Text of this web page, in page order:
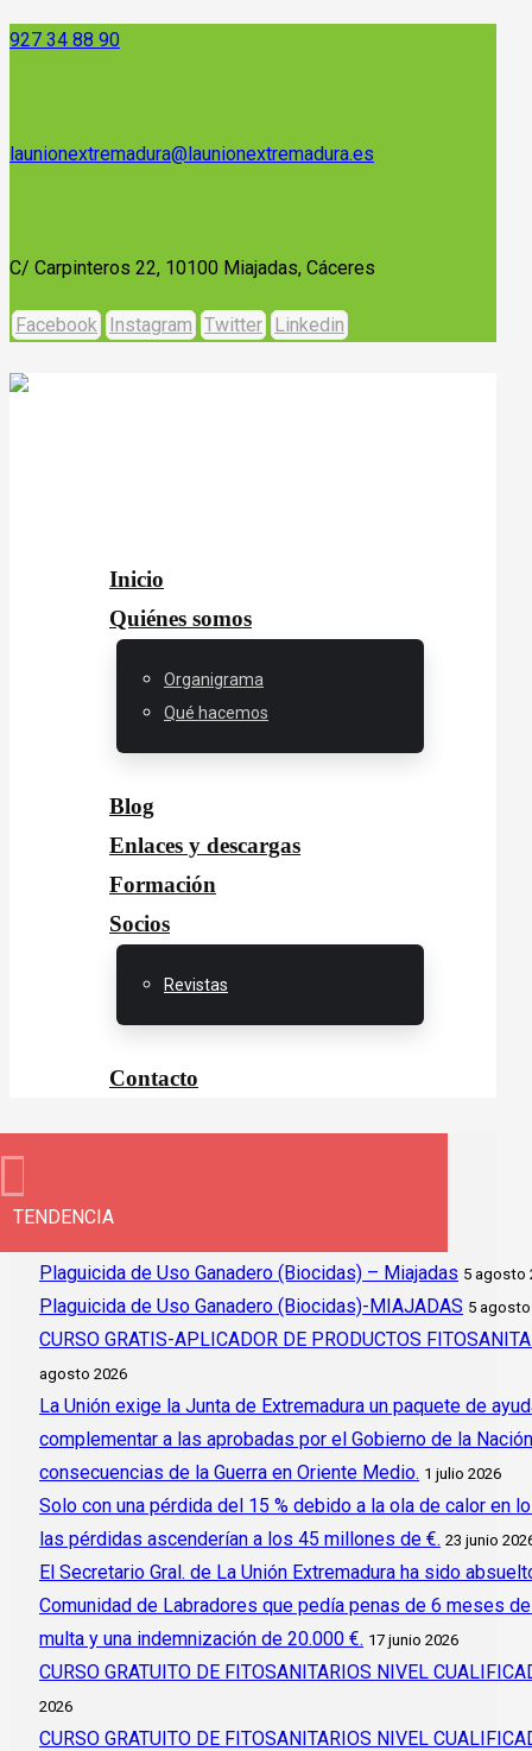
927 34 88 90
launionextremadura@launionextremadura.es
C/ Carpinteros 22, 10100 Miajadas, Cáceres
Facebook Instagram Twitter Linkedin
Inicio
Quiénes somos
Organigrama
Qué hacemos
Blog
Enlaces y descargas
Formación
Socios
Revistas
Contacto
TENDENCIA
Plaguicida de Uso Ganadero (Biocidas) – Miajadas 5 agosto
Plaguicida de Uso Ganadero (Biocidas)-MIAJADAS 5
CURSO GRATIS-APLICADOR DE PRODUCTOS
agosto 2026
La Unión exige la Junta de Extremadura un paquete de
complementar a las aprobadas por el Gobierno de la
consecuencias de la Guerra en Oriente Medio. 1 julio 2026
Solo con una pérdida del 15 % debido a la ola de calor en
las pérdidas ascenderían a los 45 millones de €. 23 junio
El Secretario Gral. de La Unión Extremadura ha sido
Comunidad de Labradores que pedía penas de 6 meses
multa y una indemnización de 20.000 €. 17 junio 2026
CURSO GRATUITO DE FITOSANITARIOS NIVEL
2026
CURSO GRATUITO DE FITOSANITARIOS NIVEL